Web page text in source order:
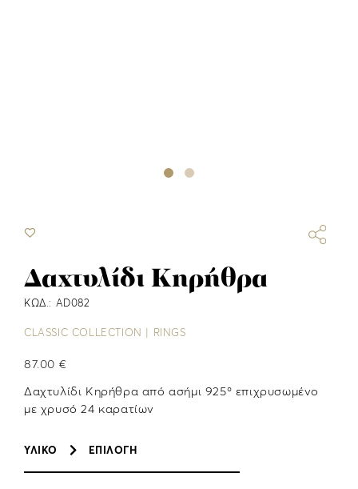
Δαχτυλίδι Κηρήθρα
ΚΩΔ.: AD082
CLASSIC COLLECTION | RINGS
87.00 €
Δαχτυλίδι Κηρήθρα από ασήμι 925º επιχρυσωμένο
με χρυσό 24 καρατίων
ΥΛΙΚΟ ΕΠΙΛΟΓΉ